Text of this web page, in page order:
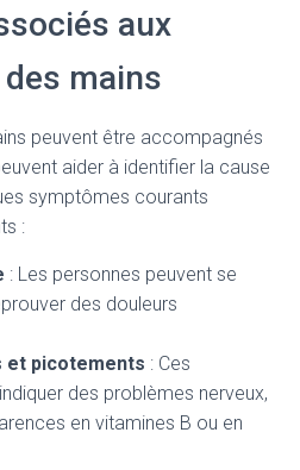
aux
mains
peuvent être accompagnés
aider à identifier la cause
symptômes courants
:
: Les personnes peuvent se
des douleurs
et picotements : Ces
des problèmes nerveux,
en vitamines B ou en